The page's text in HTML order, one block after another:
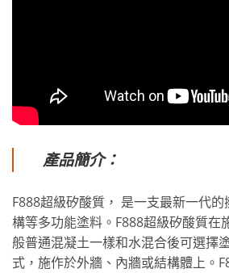
產品簡介：
F888超級矽酸質， 是一支最新一代
構等多功能塗料。F888超級矽酸質在
般普通混凝土一樣和水混合後可選擇
式，施作於外牆、內牆或結構體上。